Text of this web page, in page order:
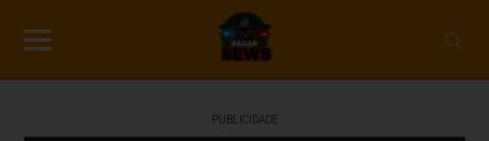
PUBLICIDADE